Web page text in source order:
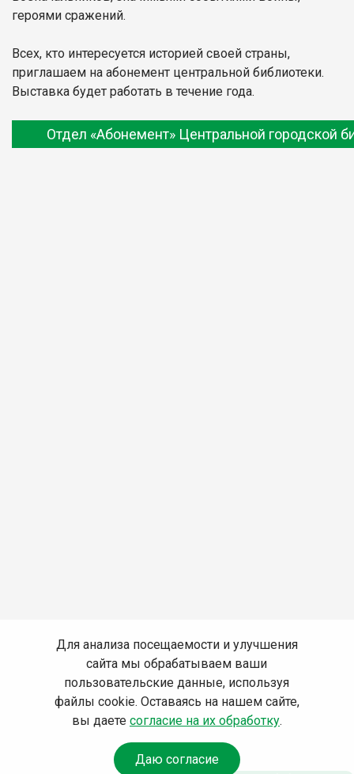
героями сражений.
Всех, кто интересуется историей своей страны,
приглашаем на абонемент центральной библиотеки.
Выставка будет работать в течение года.
Отдел «Абонемент» Центральной городской
Для анализа посещаемости и улучшения
сайта мы обрабатываем ваши
пользовательские данные, используя
файлы cookie. Оставаясь на нашем сайте,
вы даете согласие на их обработку.
Даю согласие